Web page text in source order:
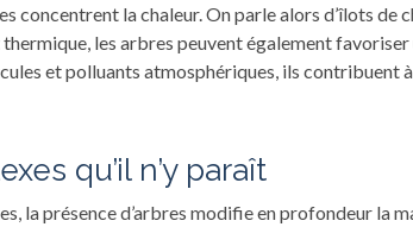
concentrent la chaleur. On parle alors d’îlots de
les arbres peuvent également favoriser
et polluants atmosphériques, ils contribuent
qu’il n’y paraît
la présence d’arbres modifie en profondeur la